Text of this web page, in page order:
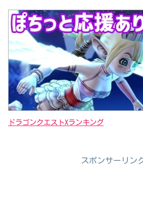
ドラゴンクエストXランキング
スポンサーリン